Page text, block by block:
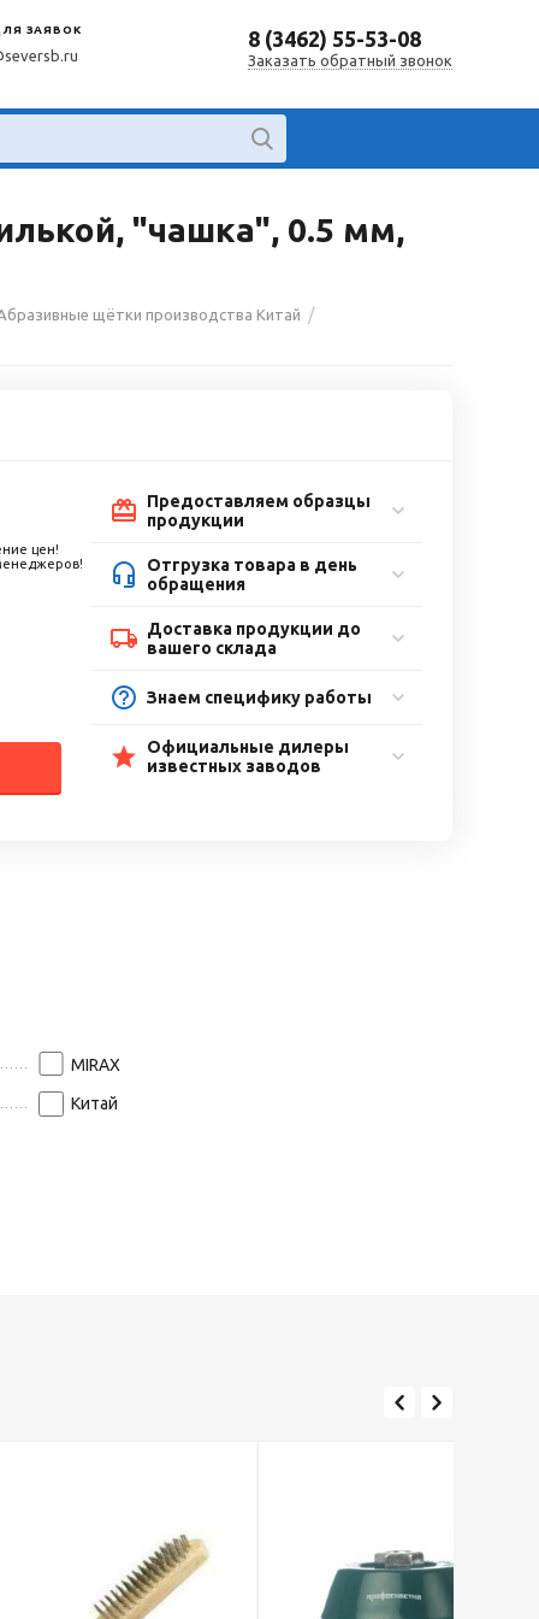
ЗАЯВОК 8 (3462) 55-53-08
Заказать обратный звонок
"чашка", 0.5 мм,
щётки производства Китай /
цен!
Предоставляем образцы
продукции
Отгрузка товара в день
обращения
Доставка продукции до
вашего склада
Знаем специфику работы
Официальные дилеры
известных заводов
MIRAX
Китай